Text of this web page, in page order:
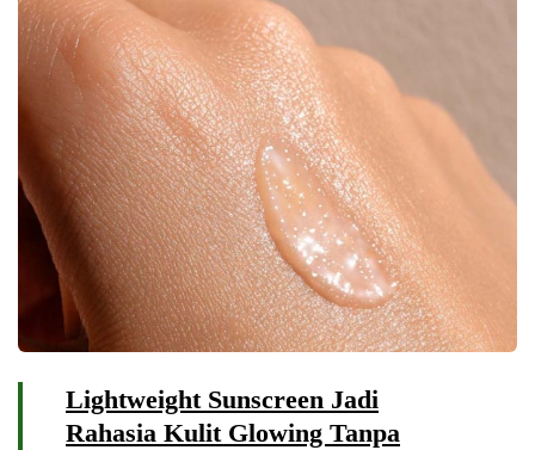
Lightweight Sunscreen Jadi
Rahasia Kulit Glowing Tanpa